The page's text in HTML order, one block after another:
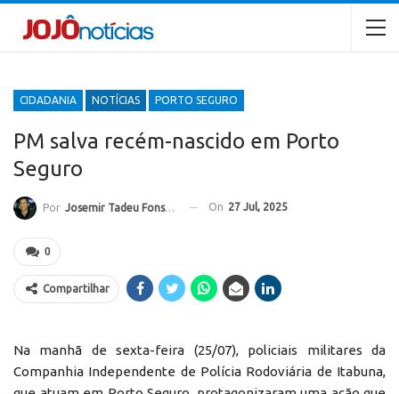
CIDADANIA NOTÍCIAS PORTO SEGURO
PM salva recém-nascido em Porto
Seguro
Por Josemir Tadeu Fonseca On 27 Jul, 2025
0
Compartilhar
Na manhã de sexta-feira (25/07), policiais militares da
Companhia Independente de Polícia Rodoviária de Itabuna,